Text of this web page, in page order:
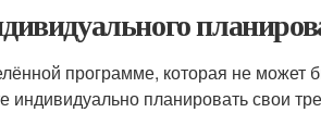
программе, которая не может
индивидуально планировать свои